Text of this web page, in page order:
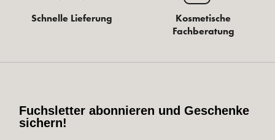
Schnelle Lieferung
Kosmetische
Fachberatung
Fuchsletter abonnieren und Geschenke
sichern!